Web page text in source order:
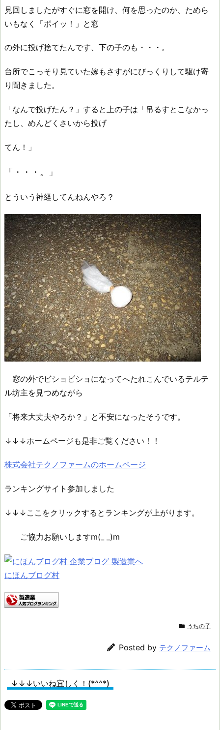
見回しましたがすぐに窓を開け、何を思ったのか、ためら
いもなく「ポイッ！」と窓
の外に投げ捨てたんです、下の子のも・・・。
台所でこっそり見ていた嫁もさすがにびっくりして駆け寄
り聞きました。
「なんで投げたん？」すると上の子は「吊るすとこなかっ
たし、めんどくさいから投げ
てん！」
「・・・。」
とういう神経してんねんやろ？
窓の外でビショビショになってへたれこんでいるテルテ
ル坊主を見つめながら
「将来大丈夫やろか？」と不安になったそうです。
↓↓↓ホームページも是非ご覧ください！！
株式会社テクノファームのホームページ
ランキングサイト参加しました
↓↓↓ここをクリックするとランキングが上がります。
ご協力お願いしますm(_ _)m
にほんブログ村
うちの子
Posted by テクノファーム
↓↓↓いいね宜しく！(*^^*)